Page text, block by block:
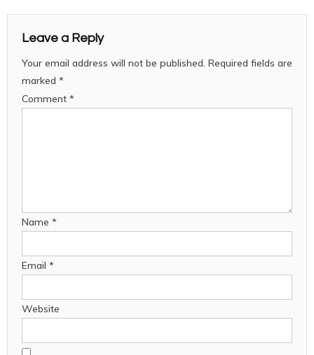
Leave a Reply
Your email address will not be published. Required fields are
marked *
Comment *
Name *
Email *
Website